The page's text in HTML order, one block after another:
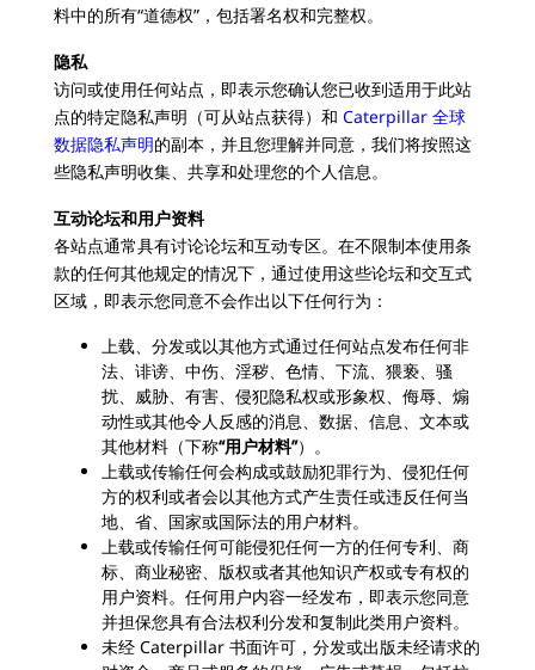
料中的所有“道德权”，包括署名权和完整权。
隐私
访问或使用任何站点，即表示您确认您已收到适用于此站
点的特定隐私声明（可从站点获得）和 Caterpillar 全球
数据隐私声明的副本，并且您理解并同意，我们将按照这
些隐私声明收集、共享和处理您的个人信息。
互动论坛和用户资料
各站点通常具有讨论论坛和互动专区。在不限制本使用条
款的任何其他规定的情况下，通过使用这些论坛和交互式
区域，即表示您同意不会作出以下任何行为：
上载、分发或以其他方式通过任何站点发布任何非
法、诽谤、中伤、淫秽、色情、下流、猥亵、骚
扰、威胁、有害、侵犯隐私权或形象权、侮辱、煽
动性或其他令人反感的消息、数据、信息、文本或
其他材料（下称“用户材料”）。
上载或传输任何会构成或鼓励犯罪行为、侵犯任何
方的权利或者会以其他方式产生责任或违反任何当
地、省、国家或国际法的用户材料。
上载或传输任何可能侵犯任何一方的任何专利、商
标、商业秘密、版权或者其他知识产权或专有权的
用户资料。任何用户内容一经发布，即表示您同意
并担保您具有合法权利分发和复制此类用户资料。
未经 Caterpillar 书面许可，分发或出版未经请求的